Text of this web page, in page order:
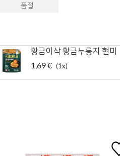
품절
황금이삭 황금누룽지 현미
1,69 € (1x)